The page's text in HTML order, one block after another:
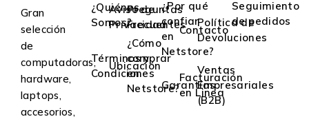
Gran
selección
de
computadoras,
hardware,
laptops,
accesorios,
¿Quiénes
Somos?
Aviso de
Privacidad
Preguntas
Frecuentes
Términos y
Condiciones
Ubicación
¿Cómo
comprar
en
Netstore?
¿Por qué
confiar
en
Netstore?
Contacto
Política de
Devoluciones
Garantías
Facturación
en Linea
Ventas
Empresariales
(B2B)
Seguimiento
de pedidos